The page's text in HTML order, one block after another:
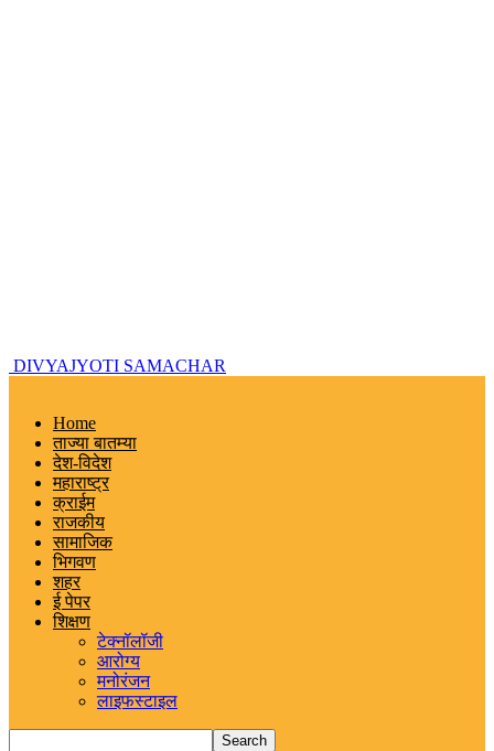
DIVYAJYOTI SAMACHAR
Home
ताज्या बातम्या
देश-विदेश
महाराष्ट्र
क्राईम
राजकीय
सामाजिक
भिगवण
शहर
ई पेपर
शिक्षण
टेक्नॉलॉजी
आरोग्य
मनोरंजन
लाइफस्टाइल